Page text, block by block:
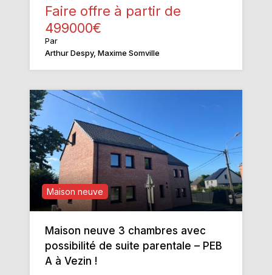
Faire offre à partir de
499000€
Par
Arthur Despy, Maxime Somville
Maison neuve
Maison neuve 3 chambres avec
possibilité de suite parentale – PEB
A à Vezin !